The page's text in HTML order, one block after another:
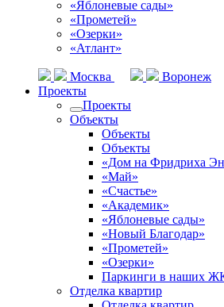
«Яблоневые сады»
«Прометей»
«Озерки»
«Атлант»
Москва
Воронеж
Проекты
Проекты
Объекты
Объекты
Объекты
«Дом на Фридриха
«Май»
«Счастье»
«Академик»
«Яблоневые сады»
«Новый Благодар»
«Прометей»
«Озерки»
Паркинги в наших
Отделка квартир